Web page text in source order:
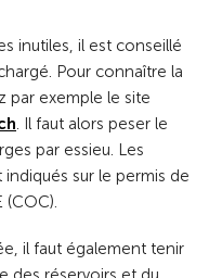
inutiles, il est conseillé
Pour connaître la
par exemple le site
. Il faut alors peser le
par essieu. Les
sur le permis de
(COC).
il faut également tenir